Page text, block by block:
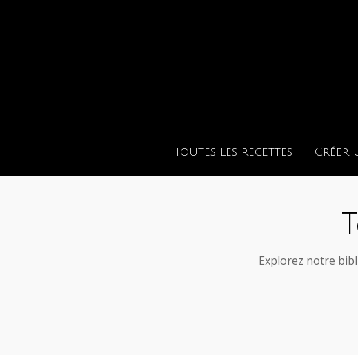
Toutes les recettes Créer
Explorez notre